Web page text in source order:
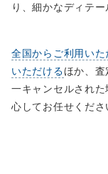
り、細かなディテ
全国からご利用い
いただけるほか、
一キャンセルされ
心してお任せくださ